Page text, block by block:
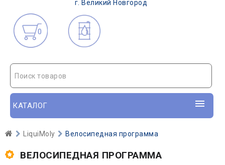
г. Великий Новгород
0
Поиск товаров
КАТАЛОГ
LiquiMoly Велосипедная программа
ВЕЛОСИПЕДНАЯ ПРОГРАММА